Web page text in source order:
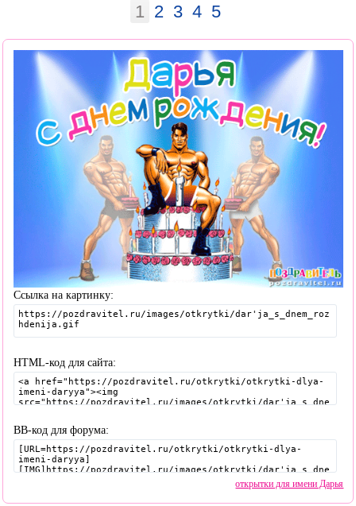
1 2 3 4 5
Ссылка на картинку:
HTML-код для сайта:
BB-код для форума:
открытки для имени Дарья